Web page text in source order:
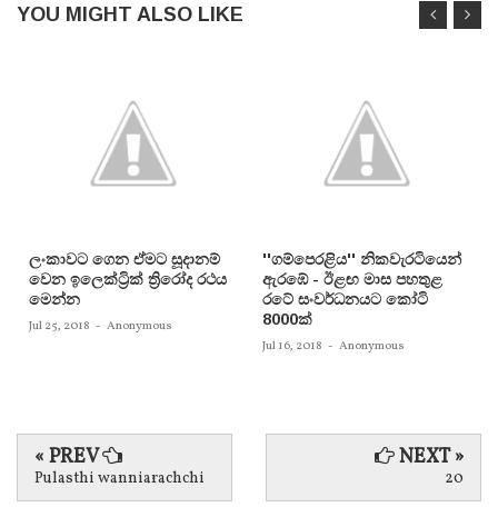
YOU MIGHT ALSO LIKE
ලංකාවට ගෙන ඒමට සූදානම්
වෙන ඉලෙක්ට්‍රික් ත්‍රිරෝද රථය
මෙන්න
Jul 25, 2018 - Anonymous
''ගම්පෙරළිය'' නිකවැරටියෙන්
ඇරඹේ - ඊළඟ මාස පහතුළ
රටේ සංවර්ධනයට කෝටි
8000ක්
Jul 16, 2018 - Anonymous
« PREV
Pulasthi wanniarachchi
NEXT »
20